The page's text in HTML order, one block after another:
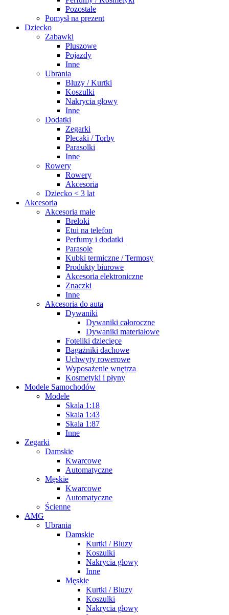
Pozostałe
Pomysł na prezent
Dziecko
Zabawki
Pluszowe
Pojazdy
Inne
Ubrania
Bluzy / Kurtki
Koszulki
Nakrycia głowy
Inne
Dodatki
Zegarki
Plecaki / Torby
Parasolki
Inne
Rowery
Rowery
Akcesoria
Dziecko < 3 lat
Akcesoria
Akcesoria małe
Breloki
Etui na telefon
Perfumy i dodatki
Parasole
Kubki termiczne / Termosy
Produkty biurowe
Akcesoria elektroniczne
Znaczki
Inne
Akcesoria do auta
Dywaniki
Dywaniki całoroczne
Dywaniki materiałowe
Foteliki dziecięce
Bagażniki dachowe
Uchwyty rowerowe
Wyposażenie wnętrza
Kosmetyki i płyny
Modele Samochodów
Modele
Skala 1:18
Skala 1:43
Skala 1:87
Inne
Zegarki
Damskie
Kwarcowe
Automatyczne
Męskie
Kwarcowe
Automatyczne
Ścienne
AMG
Ubrania
Damskie
Kurtki / Bluzy
Koszulki
Nakrycia głowy
Inne
Męskie
Kurtki / Bluzy
Koszulki
Nakrycia głowy